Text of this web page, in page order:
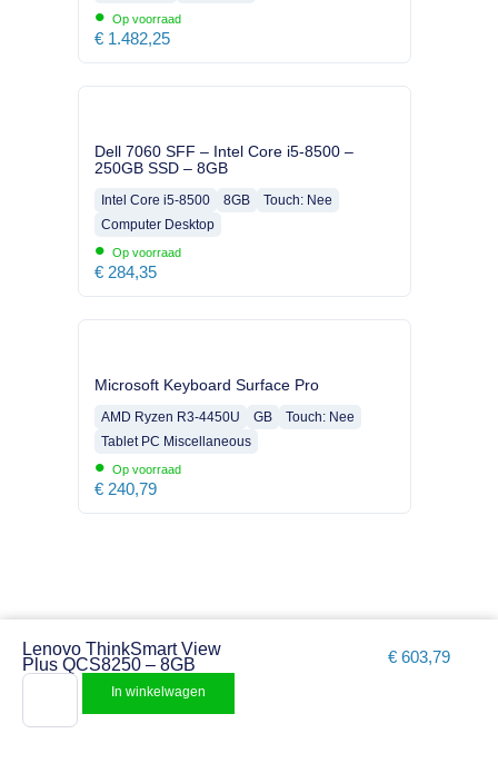
• Op voorraad
€ 1.482,25
Dell 7060 SFF – Intel Core i5-8500 –
250GB SSD – 8GB
Intel Core i5-8500 8GB
Touch: Nee
Computer Desktop
• Op voorraad
€ 284,35
Microsoft Keyboard Surface Pro
AMD Ryzen R3-4450U GB
Touch: Nee
Tablet PC Miscellaneous
• Op voorraad
€ 240,79
Lenovo ThinkSmart View
Plus QCS8250 – 8GB
€ 603,79
In winkelwagen